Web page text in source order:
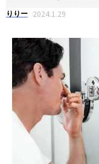
りりー 2024.1.29